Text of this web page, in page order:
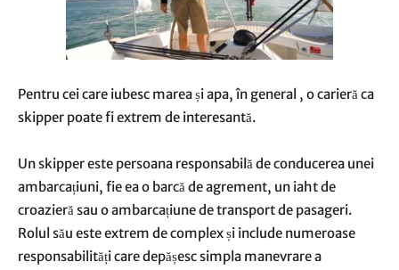
Pentru cei care iubesc marea și apa, în general , o carieră ca
skipper poate fi extrem de interesantă.
Un skipper este persoana responsabilă de conducerea unei
ambarcațiuni, fie ea o barcă de agrement, un iaht de
croazieră sau o ambarcațiune de transport de pasageri.
Rolul său este extrem de complex și include numeroase
responsabilități care depășesc simpla manevrare a